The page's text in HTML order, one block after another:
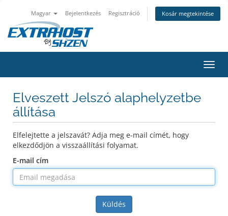
Magyar Bejelentkezés Regisztráció Kosár megtekintése
a
Elveszett Jelszó alaphelyzetbe
állítása
Elfelejtette a jelszavát? Adja meg e-mail címét, hogy
elkezdődjön a visszaállítási folyamat.
E-mail cím
Küldés